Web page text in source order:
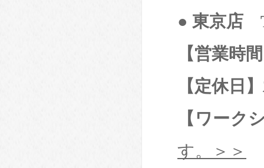
● 東京店
【営業時
【定休日】
【ワーク
す。＞＞